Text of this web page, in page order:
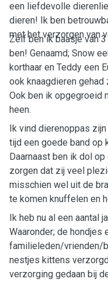
een liefdevolle
dieren! Ik ben
met het verzorgen van
Zelf ben ik baasje van
ben! Genaamd; Snow
korthaar en Teddy een
ook knaagdieren gehad
Ook ben ik opgegroeid
heen.
Ik vind dierenoppas
tijd een goede band op
Daarnaast ben ik dol
zorgen dat zij veel
misschien wel uit de
te komen knuffelen en
Ik heb nu al een aantal
Waaronder; de hondjes
familieleden/vrienden/
nestjes kittens
verzorging gedaan bij